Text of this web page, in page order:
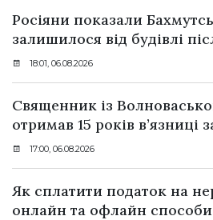
Росіяни показали
залишилося від будівлі
18:01, 06.08.2026
Священник із
отримав 15 років в’язниці
17:00, 06.08.2026
Як сплатити податок на
онлайн та офлайн способи